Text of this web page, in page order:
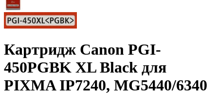
Картридж Canon PGI-
450PGBK XL Black для
PIXMA IP7240, MG5440/­6340